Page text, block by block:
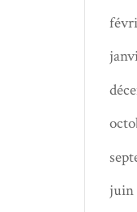
juin